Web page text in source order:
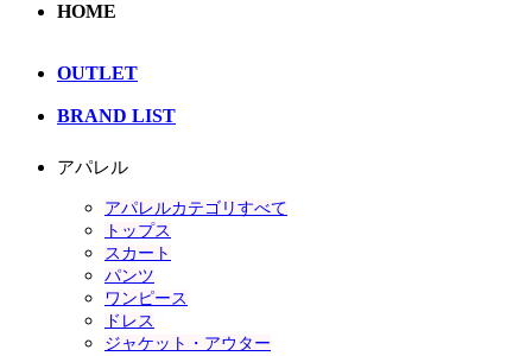
HOME
OUTLET
BRAND LIST
アパレル
アパレルカテゴリすべて
トップス
スカート
パンツ
ワンピース
ドレス
ジャケット・アウター